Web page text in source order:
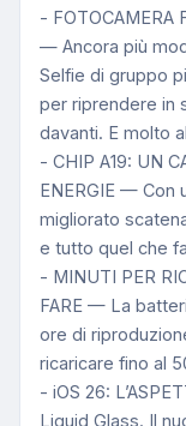
- FOTOCAMERA
— Ancora più
Selfie di gruppo
per riprendere in
davanti. E molto
- CHIP A19: UN
ENERGIE — Con
migliorato
e tutto quel che
- MINUTI PER
FARE — La
ore di
ricaricare fino al
- iOS 26:
Liquid Glass. Il